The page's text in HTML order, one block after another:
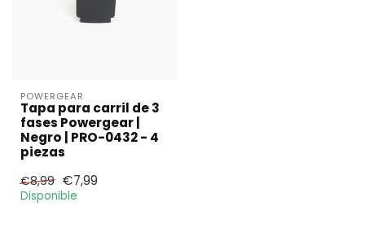
POWERGEAR
Tapa para carril de 3
fases Powergear |
Negro | PRO-0432 - 4
piezas
€8,99 €7,99
Disponible